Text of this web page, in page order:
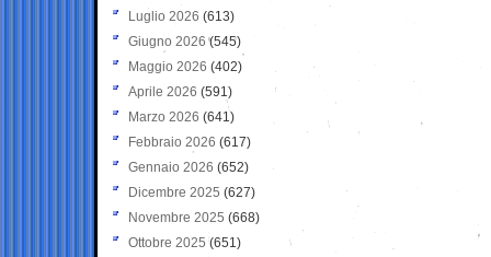
Luglio 2026 (613)
Giugno 2026 (545)
Maggio 2026 (402)
Aprile 2026 (591)
Marzo 2026 (641)
Febbraio 2026 (617)
Gennaio 2026 (652)
Dicembre 2025 (627)
Novembre 2025 (668)
Ottobre 2025 (651)